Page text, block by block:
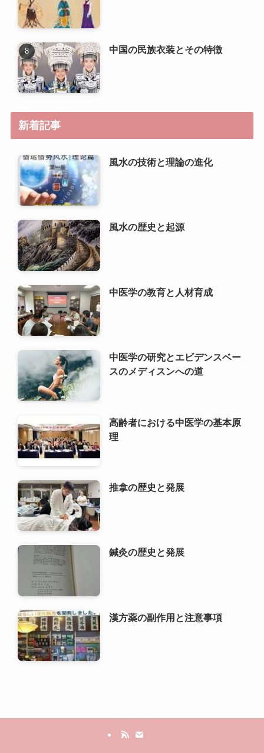
中国の民族衣装とその特徴
新着記事
風水の技術と理論の進化
風水の歴史と起源
中医学の教育と人材育成
中医学の研究とエビデンスベー
スのメディスンへの道
高齢者における中医学の基本原
理
推拿の歴史と発展
鍼灸の歴史と発展
漢方薬の副作用と注意事項